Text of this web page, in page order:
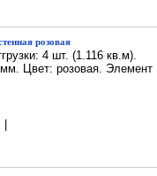
розовая
4 шт. (1.116 кв.м).
Цвет: розовая. Элемент